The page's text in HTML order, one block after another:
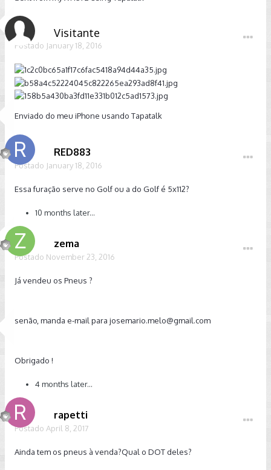
Visitante
Postado January 18, 2016
Enviado do meu iPhone usando Tapatalk
RED883
Postado January 18, 2016
Essa furação serve no Golf ou a do Golf é 5x112?
10 months later...
zema
Postado November 23, 2016
Já vendeu os Pneus ?
senão, manda e-mail para josemario.melo@gmail.com
Obrigado !
4 months later...
rapetti
Postado April 8, 2017
Ainda tem os pneus à venda?Qual o DOT deles?